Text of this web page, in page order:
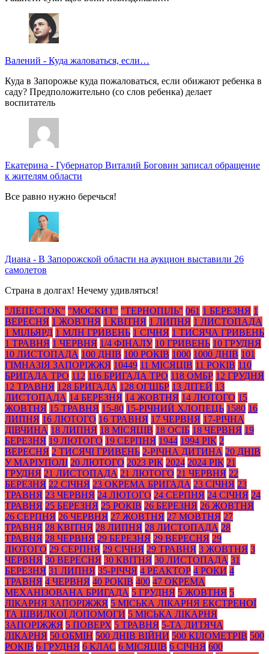
Валений - Куда жаловаться, если…
Куда в Запорожье куда пожаловаться, если обижают ребенка в
саду? Предположительно (со слов ребенка) делает
воспитатель
Екатерина - Губернатор Виталий Боговин записал обращение
к жителям области
Все равно нужно беречься!
Диана - В Запорожской области на аукцион выставили 26
самолетов
Страна в долгах! Нечему удивляться!
"ЛЕПЕСТОК" "МОСКИТ" "ТЕРНОПІЛЬ" 061 1 БЕРЕЗНЯ 1
ВЕРЕСНЯ 1 ЖОВТНЯ 1 КВІТНЯ 1 ЛИПНЯ 1 ЛИСТОПАДА
1 МІЛЬЯРД 1 МЛН ГРИВЕНЬ 1 СІЧНЯ 1 ТИСЯЧА ГРИВЕНЬ
1 ТРАВНЯ 1 ЧЕРВНЯ 1/4 ФІНАЛУ 10 ГРИВЕНЬ 10 ГРУДНЯ
10 ЛИСТОПАДА 100 ДНІВ 100 РОКІВ 1000 1000 ДНІВ 101
ГІМНАЗІЯ ЗАПОРІЖЖЯ 10449 11 МІСЯЦІВ 11 РОКІВ 110
БРИГАДА ТРО 112 116 БРИГАДА ТРО 118 ОМБР 12 ГРУДНЯ
12 ТРАВНЯ 128 БРИГАДА 128 ОГШБР 13 ДІТЕЙ 13
ЛИСТОПАДА 14 БЕРЕЗНЯ 14 ЖОВТНЯ 14 ЛЮТОГО 15
ЖОВТНЯ 15 ТРАВНЯ 15-80 15-РІЧНИЙ ХЛОПЕЦЬ 1580 16
ЛИПНЯ 16 ЛЮТОГО 16 ТРАВНЯ 17 ЧЕРВНЯ 17-РІЧНА
ДІВЧИНА 18 ЛИПНЯ 18 МІСЯЦІВ 18 ОСІБ 18 ЧЕРВНЯ 19
БЕРЕЗНЯ 19 ЛЮТОГО 19 СЕРПНЯ 1944 1994 РІК 2
ВЕРЕСНЯ 2 ТИСЯЧІ ГРИВЕНЬ 2-РІЧНА ДИТИНА 20 ДНІВ
У МАРІУПОЛІ 20 ЛЮТОГО 2023 РІК 2024 2024 РІК 21
ГРУДНЯ 21 ЛИСТОПАДА 21 ЛЮТОГО 21 ЧЕРВНЯ 22
БЕРЕЗНЯ 22 СІЧНЯ 23 ОКРЕМА БРИГАДА 23 СІЧНЯ 23
ТРАВНЯ 23 ЧЕРВНЯ 24 ЛЮТОГО 24 СЕРПНЯ 24 СІЧНЯ 24
ТРАВНЯ 25 БЕРЕЗНЯ 25 РОКІВ 26 БЕРЕЗНЯ 26 ЖОВТНЯ
26 СЕРПНЯ 26 ЧЕРВНЯ 27 ЖОВТНЯ 27 МОВТНЯ 27
ТРАВНЯ 28 КВІТНЯ 28 ЛИПНЯ 28 ЛИСТОПАДА 28
ТРАВНЯ 28 ЧЕРВНЯ 29 БЕРЕЗНЯ 29 ВЕРЕСНЯ 29
ЛЮТОГО 29 СЕРПНЯ 29 СІЧНЯ 29 ТРАВНЯ 3 ЖОВТНЯ 3
ЧЕРВНЯ 30 ВЕРЕСНЯ 30 КВІТНЯ 30 ЛИСТОПАДА 31
БЕРЕЗНЯ 31 ЛИПНЯ 35-РІЧЧЯ 4 РЕАКТОР 4 РОКИ 4
ТРАВНЯ 4 ЧЕРВНЯ 40 РОКІВ 400 47 ОКРЕМА
МЕХАНІЗОВАНА БРИГАДА 5 ГРУДНЯ 5 ЖОВТНЯ 5
ЛІКАРНЯ ЗАПОРІЖЖЯ 5 МІСЬКА ЛІКАРНЯ ЕКСТРЕНОЇ
ТА ШВИДКОЇ ДОПОМОГИ 5 МІСЬКА ЛІКАРНЯ
ЗАПОРІЖЖЯ 5 ПОВЕРХ 5 ТРАВНЯ 5-ТА ДИТЯЧА
ЛІКАРНЯ 50 ОБМІН 500 ДНІВ ВІЙНИ 500 КІЛОМЕТРІВ 500
РОКІВ 6 ГРУДНЯ 6 КЛАС 6 МІСЯЦІВ 6 СІЧНЯ 600